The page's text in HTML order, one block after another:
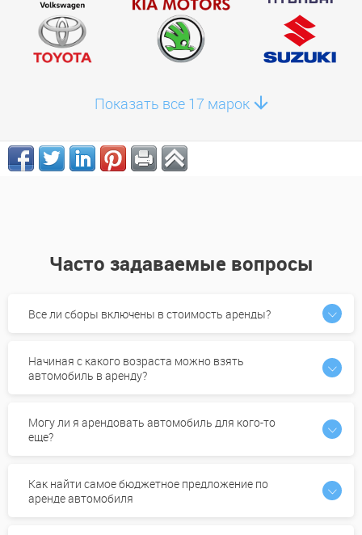
Показать все 17 марок
Часто задаваемые вопросы
Все ли сборы включены в стоимость аренды?
Начиная с какого возраста можно взять
автомобиль в аренду?
Могу ли я арендовать автомобиль для кого-то
еще?
Как найти самое бюджетное предложение по
аренде автомобиля